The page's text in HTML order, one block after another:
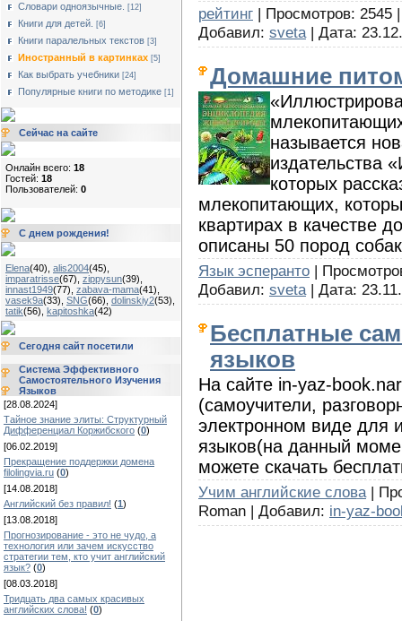
Словари одноязычные. [12]
Книги для детей. [6]
Книги паралельных текстов [3]
Иностранный в картинках [5]
Как выбрать учебники [24]
Популярные книги по методике [1]
Сейчас на сайте
Онлайн всего: 18
Гостей: 18
Пользователей: 0
С днем рождения!
Elena(40) alis2004(45)
imparatrisse(67) zippysun(39)
innast1949(77) zabava-mama(41)
vasek9a(33) SNG(66) dolinskiy2(53)
tatik(56) kapitoshka(42)
Сегодня сайт посетили
Система Эффективного
Самостоятельного Изучения
Языков
[28.08.2024]
Тайное знание элиты: Структурный
Дифференциал Коржибского (0)
[06.02.2019]
Прекращение поддержки домена
filolingvia.ru (0)
[14.08.2018]
Английский без правил! (1)
[13.08.2018]
Прогнозирование - это не чудо, а
технология или зачем искусство
стратегии тем, кто учит английский
язык? (0)
[08.03.2018]
Тридцать два самых красивых
английских слова! (0)
рейтинг | Просмотров: 2545
Добавил: sveta | Дата:
Домашние
называется
издательства
которых
млекопитающих,
квартирах в качестве
описаны 50 пород
Язык эсперанто |
Добавил: sveta | Дата:
Бесплатные
языков
На сайте in-yaz-
(самоучители,
электронном виде для
языков(на данный
можете скачать
Учим английские слова |
Roman | Добавил: in-yaz-